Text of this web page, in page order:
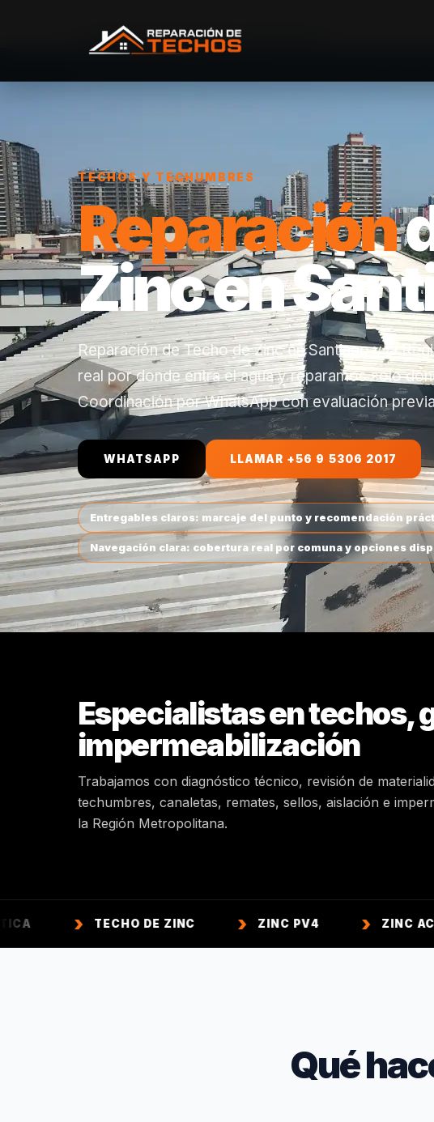
Inicio/Servicios/Reparación de Techo de Zinc
TECHOS Y TECHUMBRES
Reparación
Zinc en
Reparación de Techo de Zinc en Santiago y la
real por donde entra el agua y reparamos solo
Coordinación por WhatsApp con evaluación
WHATSAPP LLAMAR +56 9 5306 2017
Entregables claros: marcaje del punto y recomendación
Navegación clara: cobertura real por comuna y opciones
Especialistas en techos,
impermeabilización
Trabajamos con diagnóstico técnico, revisión de
techumbres, canaletas, remates, sellos, aislación e
la Región Metropolitana.
TECHO DE ZINC ZINC PV4 ZINC
Qué